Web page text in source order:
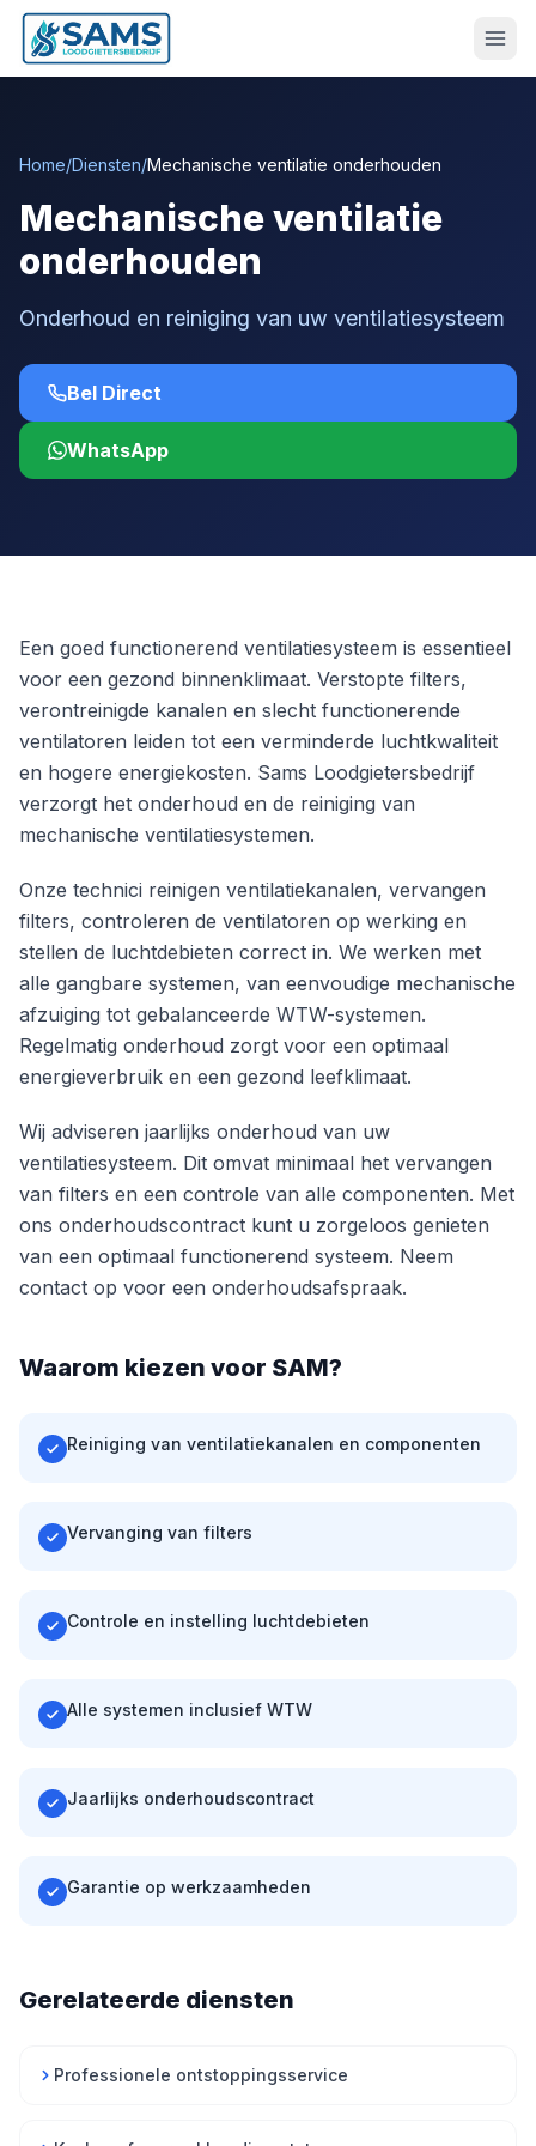
Home/Diensten/Mechanische ventilatie onderhouden
Mechanische ventilatie
onderhouden
Onderhoud en reiniging van uw ventilatiesysteem
Bel Direct
WhatsApp
Een goed functionerend ventilatiesysteem is essentieel
voor een gezond binnenklimaat. Verstopte filters,
verontreinigde kanalen en slecht functionerende
ventilatoren leiden tot een verminderde luchtkwaliteit
en hogere energiekosten. Sams Loodgietersbedrijf
verzorgt het onderhoud en de reiniging van
mechanische ventilatiesystemen.
Onze technici reinigen ventilatiekanalen, vervangen
filters, controleren de ventilatoren op werking en
stellen de luchtdebieten correct in. We werken met
alle gangbare systemen, van eenvoudige mechanische
afzuiging tot gebalanceerde WTW-systemen.
Regelmatig onderhoud zorgt voor een optimaal
energieverbruik en een gezond leefklimaat.
Wij adviseren jaarlijks onderhoud van uw
ventilatiesysteem. Dit omvat minimaal het vervangen
van filters en een controle van alle componenten. Met
ons onderhoudscontract kunt u zorgeloos genieten
van een optimaal functionerend systeem. Neem
contact op voor een onderhoudsafspraak.
Waarom kiezen voor SAM?
Reiniging van ventilatiekanalen en componenten
Vervanging van filters
Controle en instelling luchtdebieten
Alle systemen inclusief WTW
Jaarlijks onderhoudscontract
Garantie op werkzaamheden
Gerelateerde diensten
Professionele ontstoppingsservice